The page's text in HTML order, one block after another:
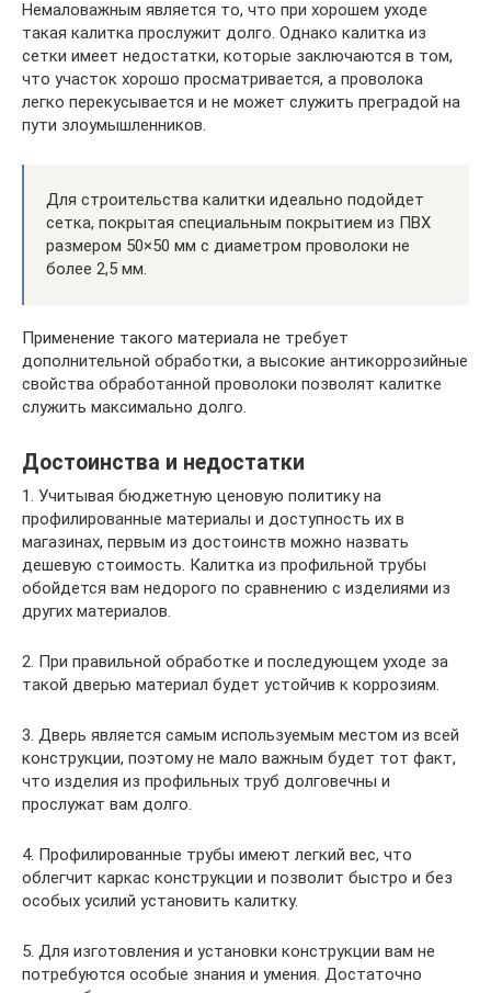
Немаловажным является то, что при хорошем уходе
такая калитка прослужит долго. Однако калитка из
сетки имеет недостатки, которые заключаются в том,
что участок хорошо просматривается, а проволока
легко перекусывается и не может служить преградой на
пути злоумышленников.
Для строительства калитки идеально подойдет
сетка, покрытая специальным покрытием из ПВХ
размером 50×50 мм с диаметром проволоки не
более 2,5 мм.
Применение такого материала не требует
дополнительной обработки, а высокие антикоррозийные
свойства обработанной проволоки позволят калитке
служить максимально долго.
Достоинства и недостатки
1. Учитывая бюджетную ценовую политику на
профилированные материалы и доступность их в
магазинах, первым из достоинств можно назвать
дешевую стоимость. Калитка из профильной трубы
обойдется вам недорого по сравнению с изделиями из
других материалов.
2. При правильной обработке и последующем уходе за
такой дверью материал будет устойчив к коррозиям.
3. Дверь является самым используемым местом из всей
конструкции, поэтому не мало важным будет тот факт,
что изделия из профильных труб долговечны и
прослужат вам долго.
4. Профилированные трубы имеют легкий вес, что
облегчит каркас конструкции и позволит быстро и без
особых усилий установить калитку.
5. Для изготовления и установки конструкции вам не
потребуются особые знания и умения. Достаточно